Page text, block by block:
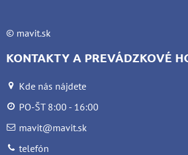
© mavit.sk
KONTAKTY A PREVÁDZKOVÉ
Kde nás nájdete
PO-ŠT 8:00 - 16:00
mavit@mavit.sk
telefón